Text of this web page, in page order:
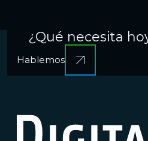
¿Qué necesita
Hablemos